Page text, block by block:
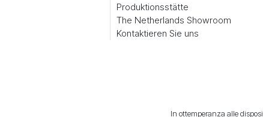
Produktionsstätte
The Netherlands Showroom
Kontaktieren Sie uns
In ottemperanza alle